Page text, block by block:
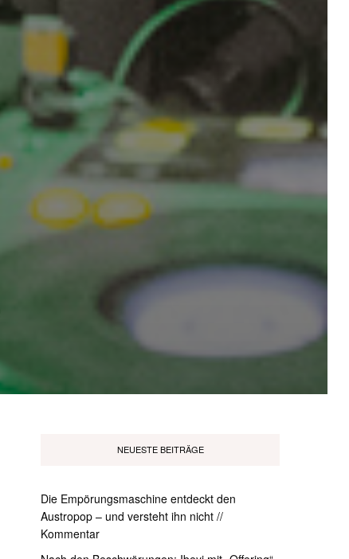
NEUESTE BEITRÄGE
Die Empörungsmaschine entdeckt den
Austropop – und versteht ihn nicht //
Kommentar